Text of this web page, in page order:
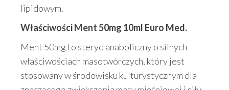
lipidowym.
Właściwości Ment 50mg 10ml Euro Med.
Ment 50mg to steryd anaboliczny o silnych
właściwościach masotwórczych, który jest
stosowany w środowisku kulturystycznym dla